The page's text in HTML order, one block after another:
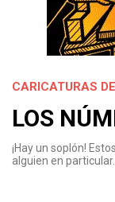
CARICATURAS
LOS
¡Hay un soplón!
alguien en particular…